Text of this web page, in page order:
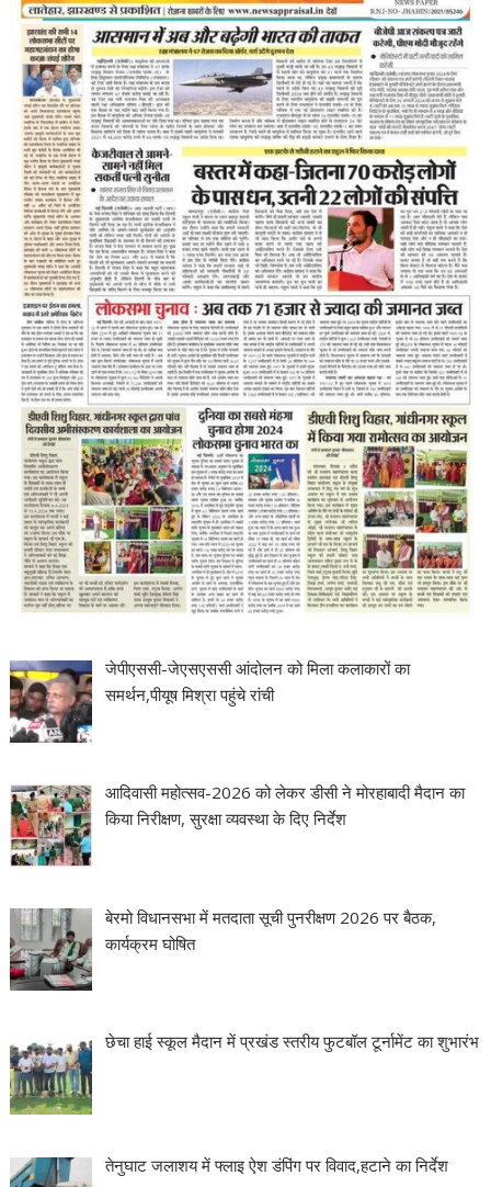
जेपीएससी-जेएसएससी आंदोलन को मिला कलाकारों का
समर्थन,पीयूष मिश्रा पहुंचे रांची
आदिवासी महोत्सव-2026 को लेकर डीसी ने मोरहाबादी मैदान का
किया निरीक्षण, सुरक्षा व्यवस्था के दिए निर्देश
बेरमो विधानसभा में मतदाता सूची पुनरीक्षण 2026 पर बैठक,
कार्यक्रम घोषित
छेचा हाई स्कूल मैदान में प्रखंड स्तरीय फुटबॉल टूर्नामेंट का शुभारंभ
तेनुघाट जलाशय में फ्लाइ ऐश डंपिंग पर विवाद,हटाने का निर्देश